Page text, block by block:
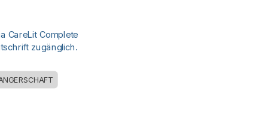
CareLit Complete
zugänglich.